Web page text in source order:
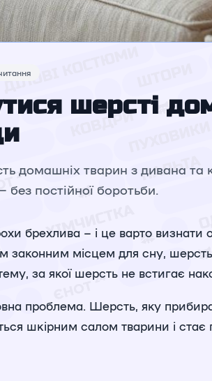
шерсті
домашніх тварин з дивана та
постійної боротьби.
брехлива – і це варто
законним місцем для сну,
за якої шерсть не встигає
проблема. Шерсть, яку
шкірним салом тварини і